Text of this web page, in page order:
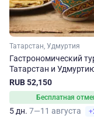
Татарстан, Удмуртия
Гастрономический
Татарстан и
RUB 52,150
Бесплатная
5 дн. 7—11 августа